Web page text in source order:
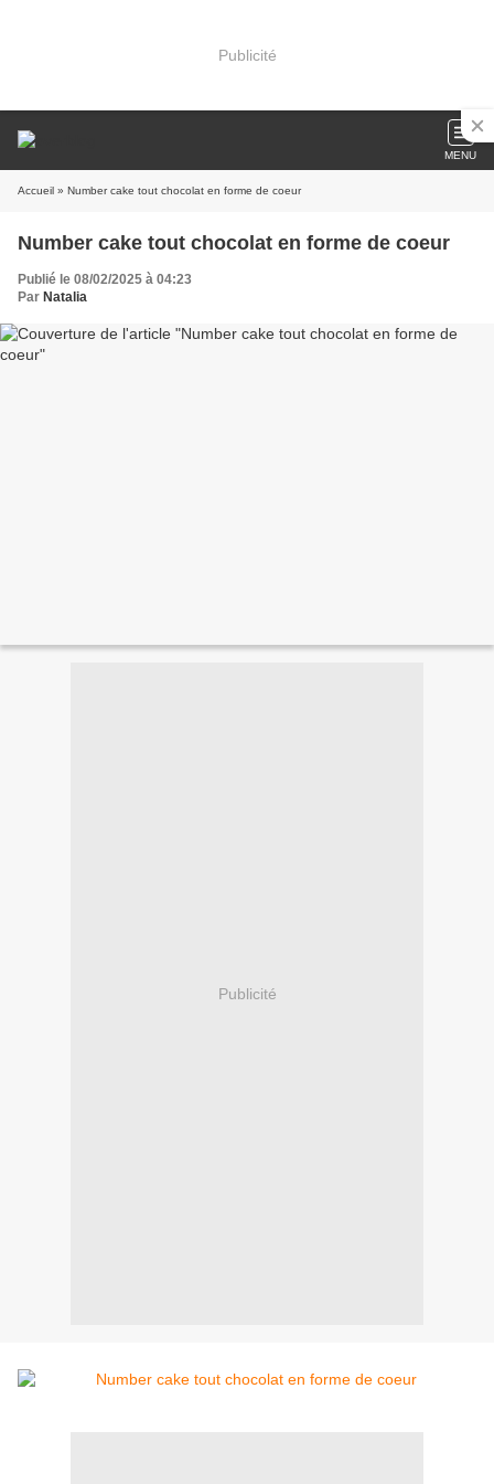
Publicité
MENU
Accueil » Number cake tout chocolat en forme de coeur
Number cake tout chocolat en forme de coeur
Publié le 08/02/2025 à 04:23
Par Natalia
Publicité